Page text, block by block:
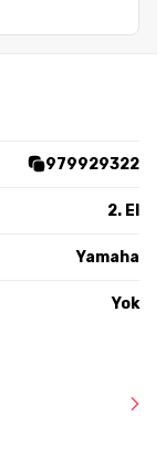
979929322
2. El
Yamaha
Yok